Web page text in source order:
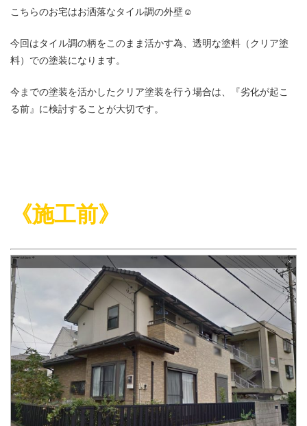
こちらのお宅はお洒落なタイル調の外壁☺
今回はタイル調の柄をこのまま活かす為、透明な塗料（クリア塗
料）での塗装になります。
今までの塗装を活かしたクリア塗装を行う場合は、『劣化が起こ
る前』に検討することが大切です。
《施工前》